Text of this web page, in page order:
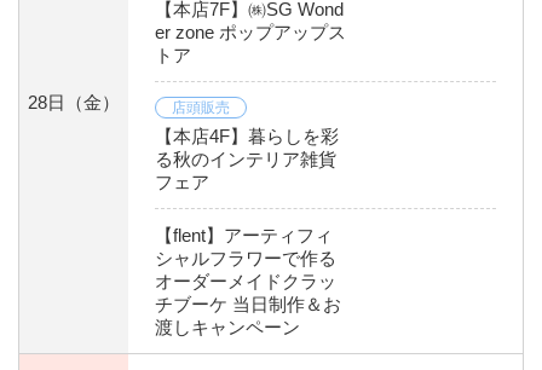
28日 （金）
【本店7F】㈱SG Wond
er zone ポップアップス
トア
店頭販売
【本店4F】暮らしを彩
る秋のインテリア雑貨
フェア
【flent】アーティフィ
シャルフラワーで作る
オーダーメイドクラッ
チブーケ 当日制作＆お
渡しキャンペーン